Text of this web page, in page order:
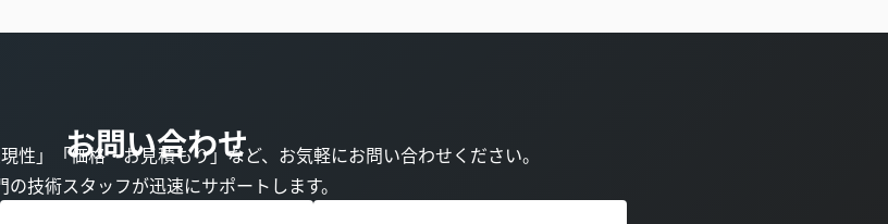
お問い合わせ
性」「価格・お見積もり」など、お気軽にお問い合わせください。
の技術スタッフが迅速にサポートします。